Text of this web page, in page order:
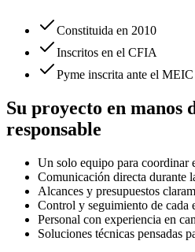
Constituida en 2010
Inscritos en el CFIA
Pyme inscrita ante el MEIC
Su proyecto en manos
responsable
Un solo equipo para coordinar
Comunicación directa durante
Alcances y presupuestos
Control y seguimiento de cada
Personal con experiencia en
Soluciones técnicas pensadas